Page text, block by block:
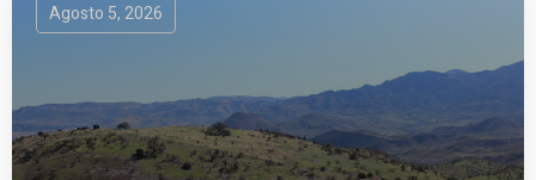
Agosto 5, 2026